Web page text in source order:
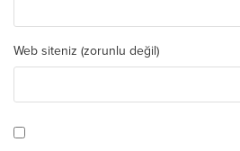
Web siteniz (zorunlu değil)